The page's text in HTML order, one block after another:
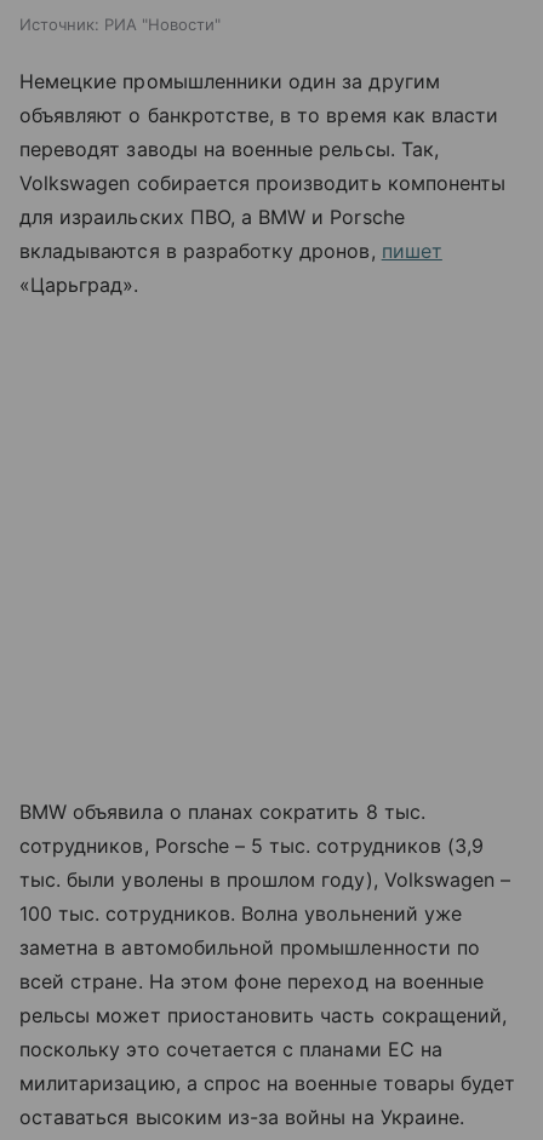
Источник: РИА "Новости"
Немецкие промышленники один за другим
объявляют о банкротстве, в то время как власти
переводят заводы на военные рельсы. Так,
Volkswagen собирается производить компоненты
для израильских ПВО, а BMW и Porsсhe
вкладываются в разработку дронов, пишет
«Царьград».
BMW объявила о планах сократить 8 тыс.
сотрудников, Porsche – 5 тыс. сотрудников (3,9
тыс. были уволены в прошлом году), Volkswagen –
100 тыс. сотрудников. Волна увольнений уже
заметна в автомобильной промышленности по
всей стране. На этом фоне переход на военные
рельсы может приостановить часть сокращений,
поскольку это сочетается с планами ЕС на
милитаризацию, а спрос на военные товары будет
оставаться высоким из-за войны на Украине.